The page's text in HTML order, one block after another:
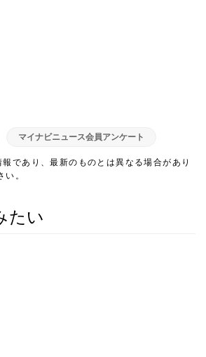
マイナビニュース会員アンケート
であり、最新のものとは異なる場合があり
。
たい